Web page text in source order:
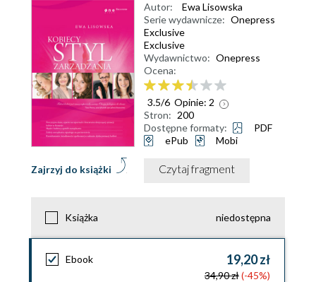
Zajrzyj do książki
Autor:
Ewa Lisowska
Serie wydawnicze: Onepress
Exclusive
Exclusive
Wydawnictwo: Onepress
Ocena:
3.5/6 Opinie: 2
Stron: 200
Dostępne formaty:
PDF
ePub
Mobi
Czytaj fragment
Książka niedostępna
Ebook 19,20 zł
34,90 zł(-45%)